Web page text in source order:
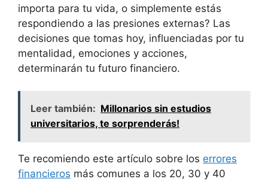
importa para tu vida, o simplemente estás
respondiendo a las presiones externas? Las
decisiones que tomas hoy, influenciadas por tu
mentalidad, emociones y acciones,
determinarán tu futuro financiero.
Leer también: Millonarios sin estudios
universitarios, te sorprenderás!
Te recomiendo este artículo sobre los errores
financieros más comunes a los 20, 30 y 40